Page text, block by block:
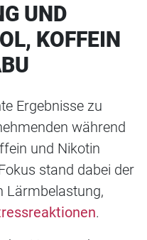
UND
KOFFEIN
Ergebnisse zu
während
und Nikotin
stand dabei der
Lärmbelastung,
.